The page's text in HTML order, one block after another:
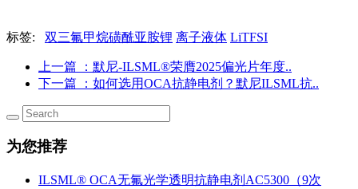
标签: 双三氟甲烷磺酰亚胺锂 离子液体 LiTFSI
上一篇
：默尼-ILSML®荣膺2025偏光片年度..
下一篇
：如何选用OCA抗静电剂？默尼ILSML抗..
为您推荐
ILSML® OCA无氟光学透明抗静电剂AC5300（9次